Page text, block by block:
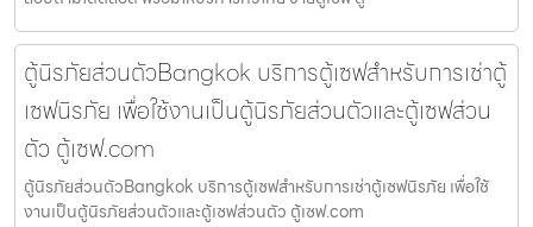
ตู้นิรภัยส่วนตัวBangkok บริการตู้เซฟสำหรับการเช่าตู้
เซฟนิรภัย เพื่อใช้งานเป็นตู้นิรภัยส่วนตัวและตู้เซฟส่วน
ตัว ตู้เซฟ.com
ตู้นิรภัยส่วนตัวBangkok บริการตู้เซฟสำหรับการเช่าตู้เซฟนิรภัย เพื่อใช้
งานเป็นตู้นิรภัยส่วนตัวและตู้เซฟส่วนตัว ตู้เซฟ.com